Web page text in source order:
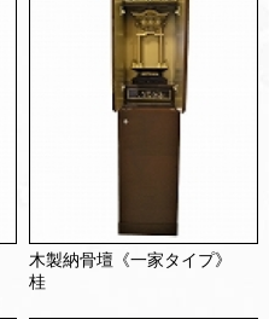
木製納骨壇《一家タイプ》
桂